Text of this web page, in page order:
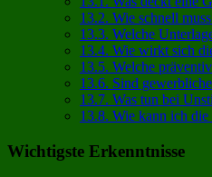
13.2. Wie schnell
13.3. Welche
13.4. Wie wirkt sich
13.5. Welche
13.6. Sind
13.7. Was tun bei
13.8. Wie kann ich die
Wichtigste Erkenntnisse